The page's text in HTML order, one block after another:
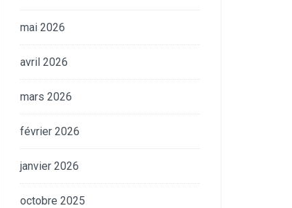
mai 2026
avril 2026
mars 2026
février 2026
janvier 2026
octobre 2025